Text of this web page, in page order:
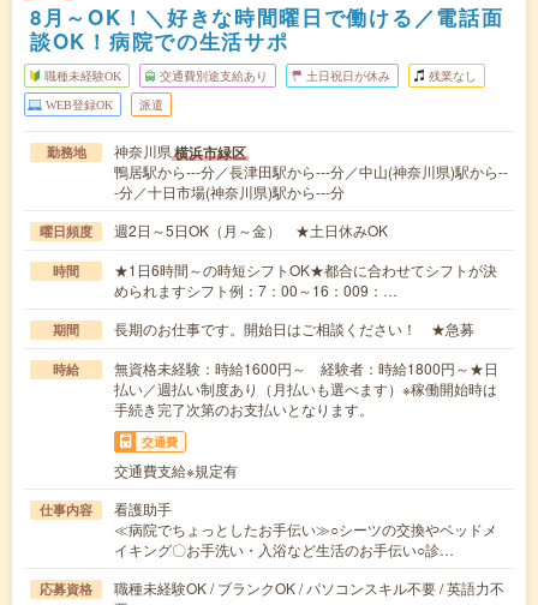
8月～OK！＼好きな時間曜日で働ける／電話面
談OK！病院での生活サポ
職種未経験OK 交通費別途支給あり 土日祝日が休み 残業なし
WEB登録OK 派遣
勤務地 神奈川県横浜市緑区
鴨居駅から---分／長津田駅から---分／中山(神奈川県)駅から--
-分／十日市場(神奈川県)駅から---分
曜日頻度 週2日～5日OK（月～金） ★土日休みOK
時間
★1日6時間～の時短シフトOK★都合に合わせてシフトが決
められますシフト例：7：00～16：009：…
期間 長期のお仕事です。開始日はご相談ください！ ★急募
時給
無資格未経験：時給1600円～ 経験者：時給1800円～★日
払い／週払い制度あり（月払いも選べます）※稼働開始時は
手続き完了次第のお支払いとなります。
交通費
交通費支給※規定有
仕事内容
看護助手
≪病院でちょっとしたお手伝い≫○シーツの交換やベッドメ
イキング〇お手洗い・入浴など生活のお手伝い○診…
応募資格
職種未経験OK / ブランクOK / パソコンスキル不要 / 英語力不